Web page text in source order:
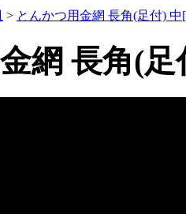
> とんかつ用金網 長角(足付) 中
網 長角(